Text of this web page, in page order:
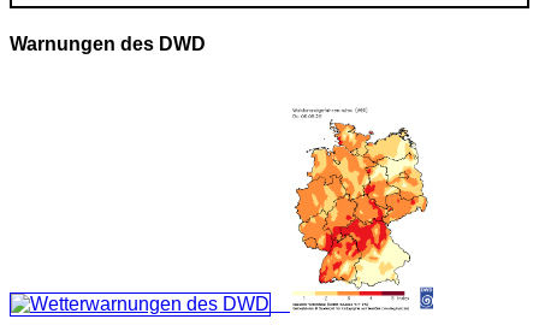
Warnungen des DWD